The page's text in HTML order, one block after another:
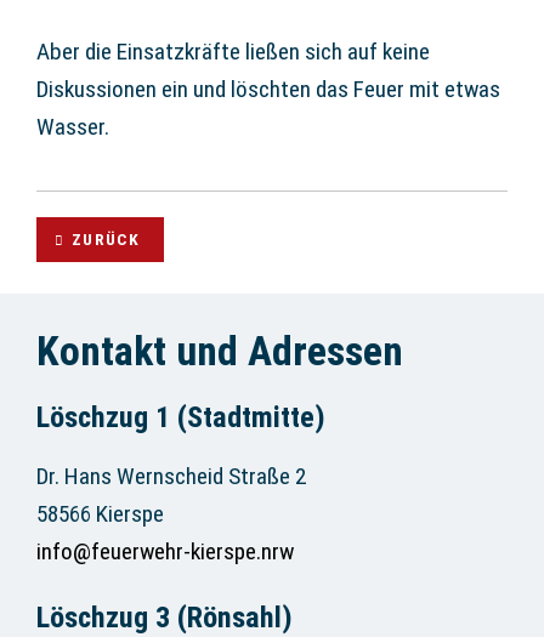
Aber die Einsatzkräfte ließen sich auf keine
Diskussionen ein und löschten das Feuer mit etwas
Wasser.
ZURÜCK
Kontakt und Adressen
Löschzug 1 (Stadtmitte)
Dr. Hans Wernscheid Straße 2
58566 Kierspe
info@feuerwehr-kierspe.nrw
Löschzug 3 (Rönsahl)